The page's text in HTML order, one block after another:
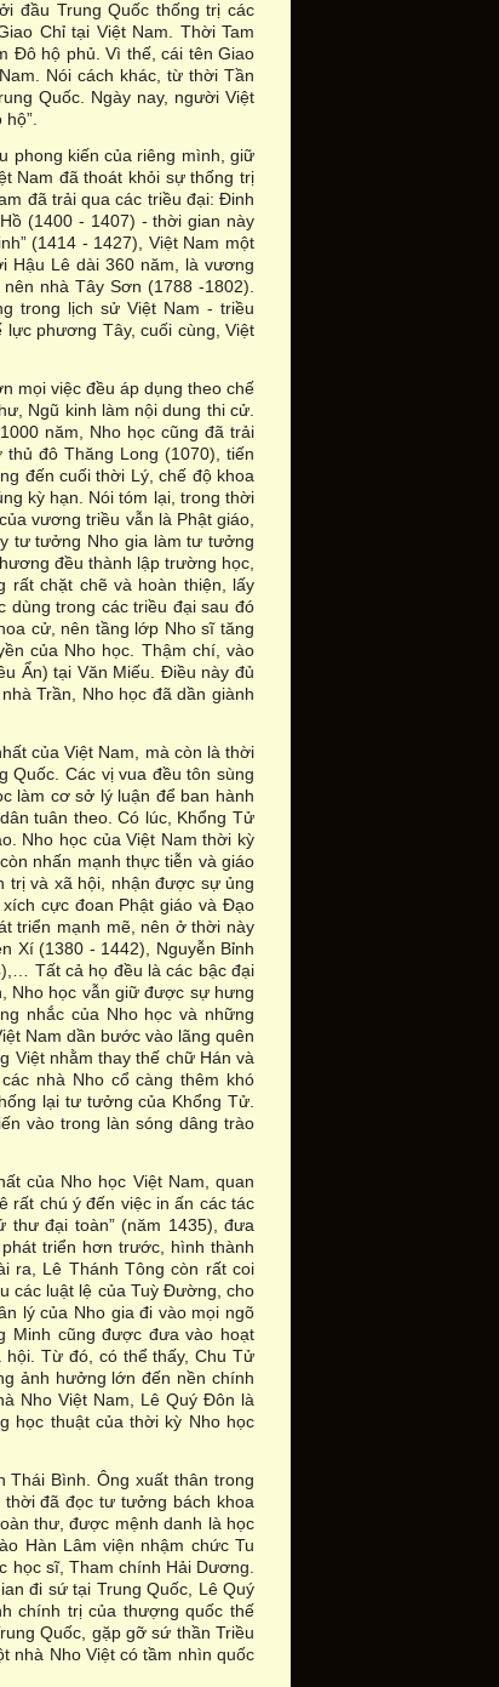
đầu Trung Quốc thống trị các
Chỉ tại Việt Nam. Thời Tam
Đô hộ phủ. Vì thế, cái tên Giao
Nói cách khác, từ thời Tần
Quốc. Ngày nay, người Việt
phong kiến của riêng mình, giữ
Nam đã thoát khỏi sự thống trị
đã trải qua các triều đại: Đinh
(1400 - 1407) - thời gian này
(1414 - 1427), Việt Nam một
Hậu Lê dài 360 năm, là vương
nhà Tây Sơn (1788 -1802).
trong lịch sử Việt Nam - triều
phương Tây, cuối cùng, Việt
mọi việc đều áp dụng theo chế
Ngũ kinh làm nội dung thi cử.
năm, Nho học cũng đã trải
đô Thăng Long (1070), tiến
đến cuối thời Lý, chế độ khoa
kỳ hạn. Nói tóm lại, trong thời
vương triều vẫn là Phật giáo,
tư tưởng Nho gia làm tư tưởng
đều thành lập trường học,
rất chặt chẽ và hoàn thiện, lấy
dùng trong các triều đại sau đó
cử, nên tầng lớp Nho sĩ tăng
của Nho học. Thậm chí, vào
Ẩn) tại Văn Miếu. Điều này đủ
Trần, Nho học đã dần giành
của Việt Nam, mà còn là thời
Quốc. Các vị vua đều tôn sùng
làm cơ sở lý luận để ban hành
tuân theo. Có lúc, Khổng Tử
Nho học của Việt Nam thời kỳ
nhấn mạnh thực tiễn và giáo
trị và xã hội, nhận được sự ủng
cực đoan Phật giáo và Đạo
triển mạnh mẽ, nên ở thời này
Xí (1380 - 1442), Nguyễn Bỉnh
Tất cả họ đều là các bậc đại
Nho học vẫn giữ được sự hưng
nhắc của Nho học và những
Nam dần bước vào lãng quên
Việt nhằm thay thế chữ Hán và
nhà Nho cổ càng thêm khó
lại tư tưởng của Khổng Tử.
vào trong làn sóng dâng trào
của Nho học Việt Nam, quan
rất chú ý đến việc in ấn các tác
thư đại toàn” (năm 1435), đưa
triển hơn trước, hình thành
ra, Lê Thánh Tông còn rất coi
các luật lệ của Tuỳ Đường, cho
lý của Nho gia đi vào mọi ngõ
Minh cũng được đưa vào hoạt
Từ đó, có thể thấy, Chu Tử
ảnh hưởng lớn đến nền chính
Nho Việt Nam, Lê Quý Đôn là
học thuật của thời kỳ Nho học
Bình. Ông xuất thân trong
đã đọc tư tưởng bách khoa
thư, được mệnh danh là học
Hàn Lâm viện nhậm chức Tu
học sĩ, Tham chính Hải Dương.
đi sứ tại Trung Quốc, Lê Quý
chính trị của thượng quốc thế
Quốc, gặp gỡ sứ thần Triều
nhà Nho Việt có tầm nhìn quốc